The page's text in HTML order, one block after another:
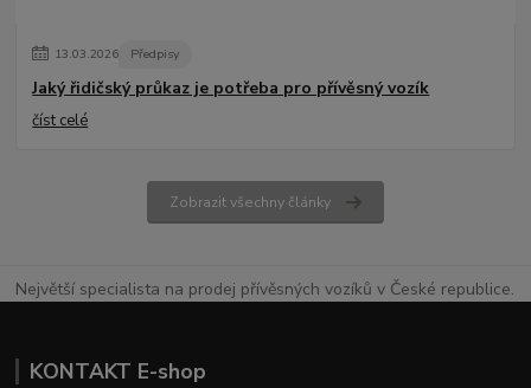
13.03.2026 Předpisy
Jaký řidičský průkaz je potřeba pro přívěsný vozík
číst celé
Zobrazit všechny články
Největší specialista na prodej přívěsných vozíků v České republice.
KONTAKT E-shop